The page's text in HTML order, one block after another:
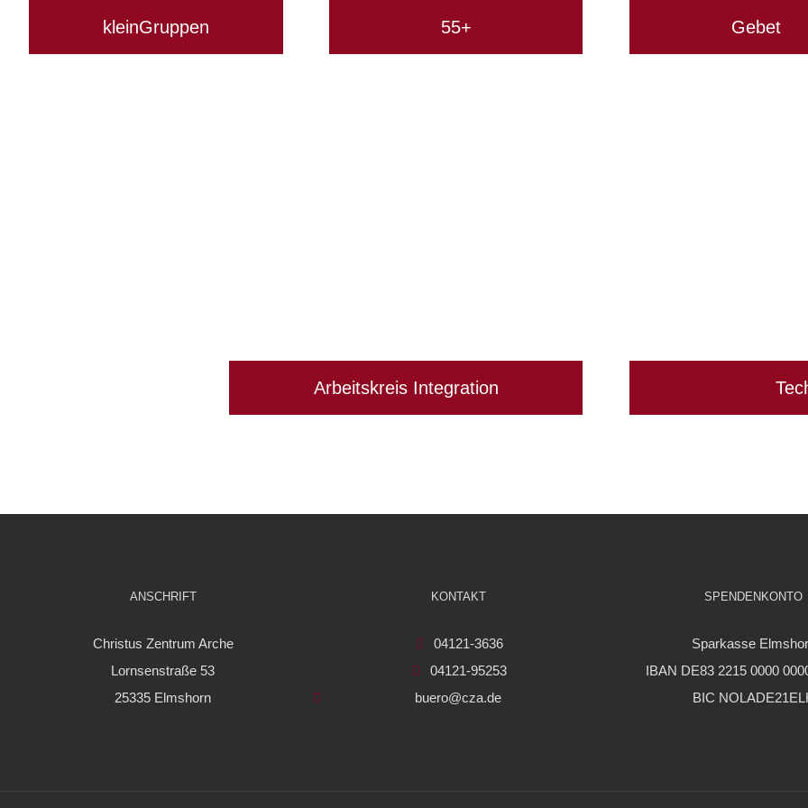
kleinGruppen 55+ Gebet
Arbeitskreis Integration
ANSCHRIFT
Christus Zentrum Arche
Lornsenstraße 53
25335 Elmshorn
KONTAKT
04121-3636
04121-95253
buero@cza.de
SPENDENKONTO
Sparkasse
IBAN DE83 2215 0000
BIC